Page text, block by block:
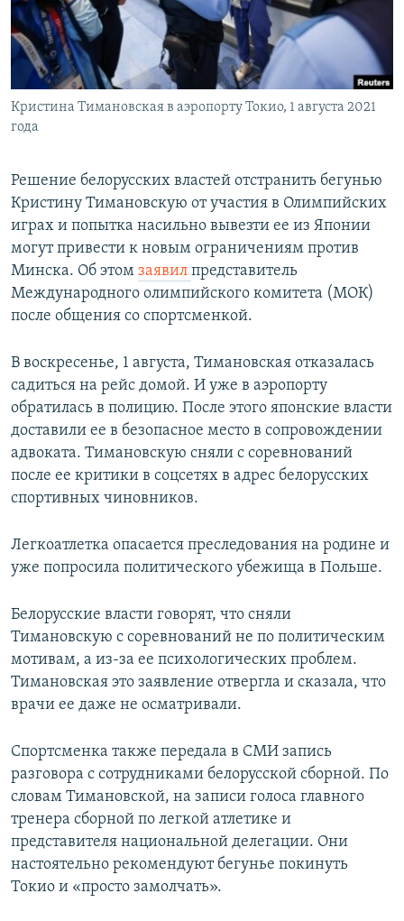
Кристина Тимановская в аэропорту Токио, 1 августа 2021
года
Решение белорусских властей отстранить бегунью
Кристину Тимановскую от участия в Олимпийских
играх и попытка насильно вывезти ее из Японии
могут привести к новым ограничениям против
Минска. Об этом заявил представитель
Международного олимпийского комитета (МОК)
после общения со спортсменкой.
В воскресенье, 1 августа, Тимановская отказалась
садиться на рейс домой. И уже в аэропорту
обратилась в полицию. После этого японские власти
доставили ее в безопасное место в сопровождении
адвоката. Тимановскую сняли с соревнований
после ее критики в соцсетях в адрес белорусских
спортивных чиновников.
Легкоатлетка опасается преследования на родине и
уже попросила политического убежища в Польше.
Белорусские власти говорят, что сняли
Тимановскую с соревнований не по политическим
мотивам, а из-за ее психологических проблем.
Тимановская это заявление отвергла и сказала, что
врачи ее даже не осматривали.
Спортсменка также передала в СМИ запись
разговора с сотрудниками белорусской сборной. По
словам Тимановской, на записи голоса главного
тренера сборной по легкой атлетике и
представителя национальной делегации. Они
настоятельно рекомендуют бегунье покинуть
Токио и «просто замолчать».